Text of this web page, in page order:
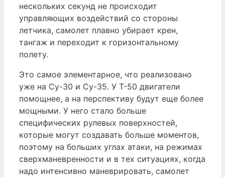
нескольких секунд не происходит
управляющих воздействий со стороны
летчика, самолет плавно убирает крен,
тангаж и переходит к горизонтальному
полету.
Это самое элементарное, что реализовано
уже на Су-30 и Су-35. У Т-50 двигатели
помощнее, а на перспективу будут еще более
мощными. У него стало больше
специфических рулевых поверхностей,
которые могут создавать больше моментов,
поэтому на больших углах атаки, на режимах
сверхманевренности и в тех ситуациях, когда
надо интенсивно маневрировать, самолет